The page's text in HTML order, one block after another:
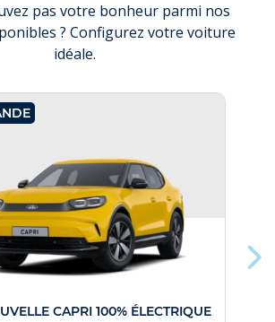
pas votre bonheur parmi nos
? Configurez votre voiture
idéale.
CAPRI 100% ÉLECTRIQUE